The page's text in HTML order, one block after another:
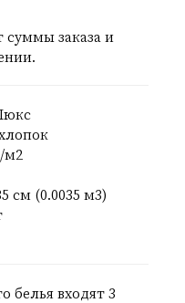
суммы заказа и
м2
см (0.0035 м3)
белья входят 3